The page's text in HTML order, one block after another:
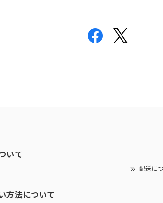
いて
配送に
方法について